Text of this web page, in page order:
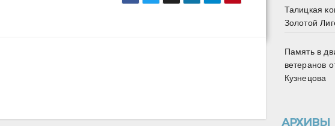
Талицкая
Золотой
Память в
ветеранов
Кузнецова
АРХИВЫ